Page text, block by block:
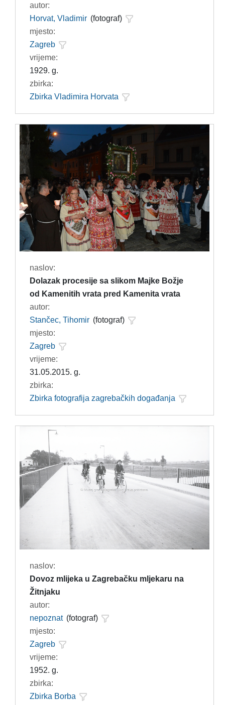
autor:
Horvat, Vladimir (fotograf)
mjesto:
Zagreb
vrijeme:
1929. g.
zbirka:
Zbirka Vladimira Horvata
naslov:
Dolazak procesije sa slikom Majke Božje
od Kamenitih vrata pred Kamenita vrata
autor:
Stančec, Tihomir (fotograf)
mjesto:
Zagreb
vrijeme:
31.05.2015. g.
zbirka:
Zbirka fotografija zagrebačkih događanja
naslov:
Dovoz mlijeka u Zagrebačku mljekaru na
Žitnjaku
autor:
nepoznat (fotograf)
mjesto:
Zagreb
vrijeme:
1952. g.
zbirka:
Zbirka Borba